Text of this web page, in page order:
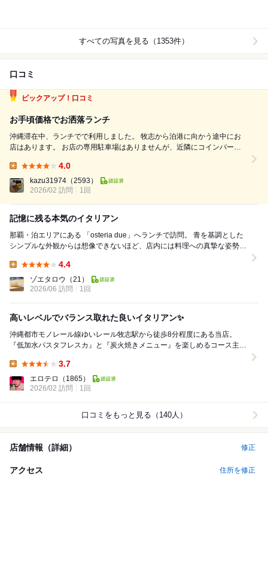
すべての写真を見る（1353件）
口コミ
ピックアップ！口コミ
お手頃価格でお洒落ランチ
沖縄滞在中、ランチでで利用しました。 牧志から泊港に向かう途中にお
店はあります。 お店の専用駐車場はありませんが、近隣にコインパーキ
た。 注文したのは「PLANZO A」(2200円)。 前菜3種盛りとパスタとフォ
ッ...
4.0
kazu31974 （2593）
2026/02 訪問
1回
記憶に残る本気のイタリアン
那覇・泊エリアにある 「osteria due」へランチで訪問。 青を基調とした
シンプルな外観からは想像できないほど、店内には料理への真摯な姿勢と
4.4
ゾエタロウ （21）
2026/06 訪問
1回
高いレベルでバランス取れた良いイタリアン✨
沖縄都市モノレール線ゆいレール牧志駅から徒歩8分程度にある当店。
『低加水パスタフレスカ』と『炭火焼きメニュー』を楽しめるコース主体
3.7
エロテロ
（1865）
2026/02 訪問
1回
口コミをもっと見る（140人）
店舗情報（詳細） 修正
アクセス 住所を修正